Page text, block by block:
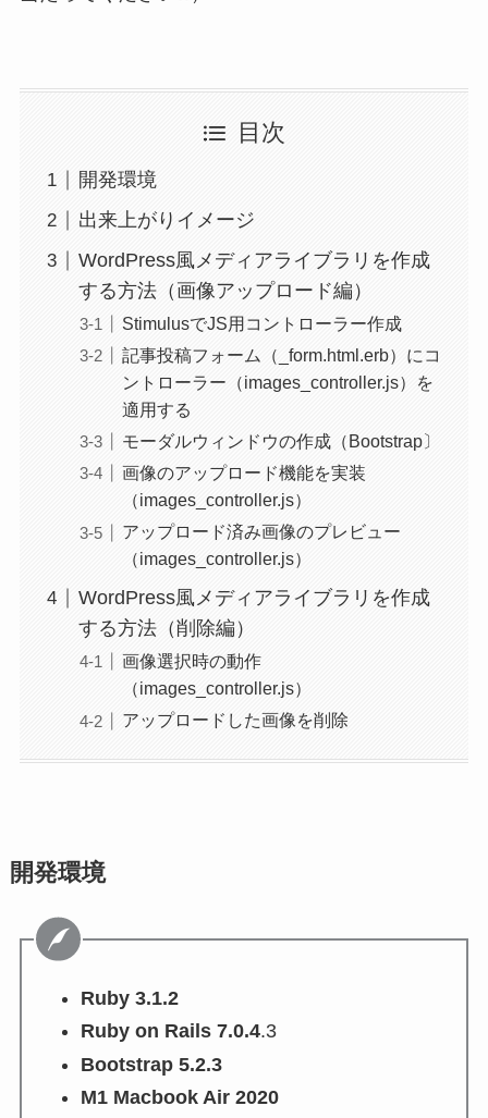
目次
開発環境
出来上がりイメージ
WordPress風メディアライブラリを作成
する方法（画像アップロード編）
StimulusでJS用コントローラー作成
記事投稿フォーム（_form.html.erb）にコ
ントローラー（images_controller.js）を
適用する
モーダルウィンドウの作成（Bootstrap〕
画像のアップロード機能を実装
（images_controller.js）
アップロード済み画像のプレビュー
（images_controller.js）
WordPress風メディアライブラリを作成
する方法（削除編）
画像選択時の動作
（images_controller.js）
アップロードした画像を削除
開発環境
Ruby 3.1.2
Ruby on Rails 7.0.4.3
Bootstrap 5.2.3
M1 Macbook Air 2020